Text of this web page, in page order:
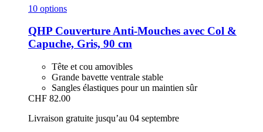
10 options
QHP Couverture Anti-​Mouches avec Col &
Capuche, Gris, 90 cm
Tête et cou amovibles
Grande bavette ventrale stable
Sangles élastiques pour un maintien sûr
CHF 82.00
Livraison gratuite jusqu’au 04 septembre